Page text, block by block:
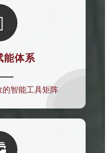
能体系
智能工具矩阵